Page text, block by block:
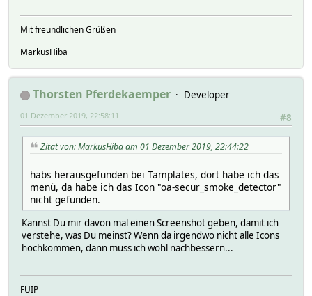
Mit freundlichen Grüßen
MarkusHiba
Thorsten Pferdekaemper
Developer
#8
01 Dezember 2019, 22:58:11
Zitat von: MarkusHiba am 01 Dezember 2019, 22:44:22
habs herausgefunden bei Tamplates, dort habe ich das
menü, da habe ich das Icon "oa-secur_smoke_detector"
nicht gefunden.
Kannst Du mir davon mal einen Screenshot geben, damit ich
verstehe, was Du meinst? Wenn da irgendwo nicht alle Icons
hochkommen, dann muss ich wohl nachbessern...
FUIP